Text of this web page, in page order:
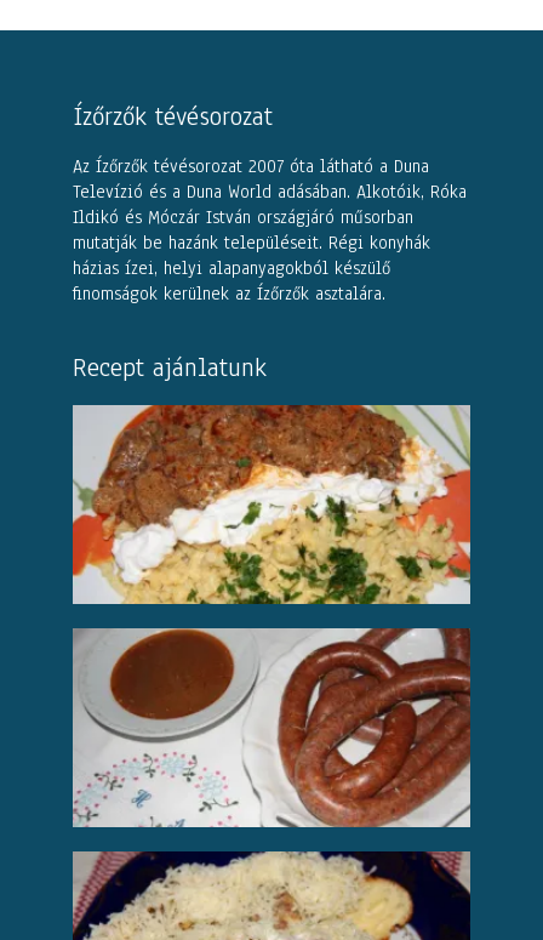
Ízőrzők tévésorozat
Az Ízőrzők tévésorozat 2007 óta látható a Duna
Televízió és a Duna World adásában. Alkotóik, Róka
Ildikó és Móczár István országjáró műsorban
mutatják be hazánk településeit. Régi konyhák
házias ízei, helyi alapanyagokból készülő
finomságok kerülnek az Ízőrzők asztalára.
Recept ajánlatunk